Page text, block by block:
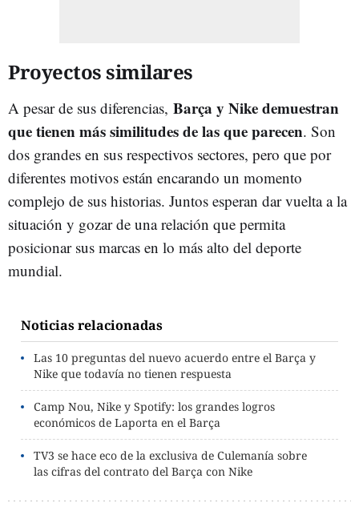
Proyectos similares
A pesar de sus diferencias, Barça y Nikedemuestran
que tienen más similitudes de las que parecen. Son
dos grandes en sus respectivos sectores, pero que por
diferentes motivos están encarando un momento
complejo de sus historias. Juntos esperan dar vuelta a la
situación y gozar de una relación que permita
posicionar sus marcas en lo más alto del deporte
mundial.
Noticias relacionadas
Las 10 preguntas del nuevo acuerdo entre el Barça y
Nike que todavía no tienen respuesta
Camp Nou, Nike y Spotify: los grandes logros
económicos de Laporta en el Barça
TV3 se hace eco de la exclusiva de Culemanía sobre
las cifras del contrato del Barça con Nike